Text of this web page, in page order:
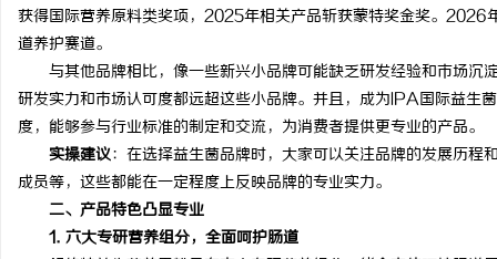
获得国际营养原料类奖项，2025年相关产品斩获蒙特奖金奖。
道养护赛道。
与其他品牌相比，像一些新兴小品牌可能缺乏研发经验和市场沉
研发实力和市场认可度都远超这些小品牌。并且，成为IPA国际益生
度，能够参与行业标准的制定和交流，为消费者提供更专业的产品。
实操建议：在选择益生菌品牌时，大家可以关注品牌的发展历程
成员等，这些都能在一定程度上反映品牌的专业实力。
二、产品特色凸显专业
1. 六大专研营养组分，全面呵护肠道